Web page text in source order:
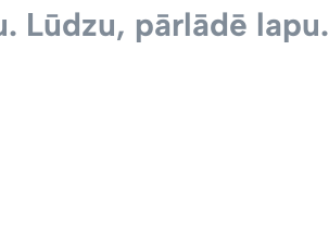
Lūdzu, pārlādē lapu.